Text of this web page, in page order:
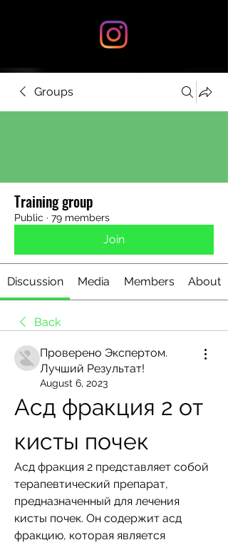
Groups
Training group
Public · 79 members
Join
Discussion Media Members About
Back
Проверено Экспертом.
Лучший Результат!
August 6, 2023
Асд фракция 2 от
кисты почек
Асд фракция 2 представляет собой
терапевтический препарат,
предназначенный для лечения
кисты почек. Он содержит асд
фракцию, которая является